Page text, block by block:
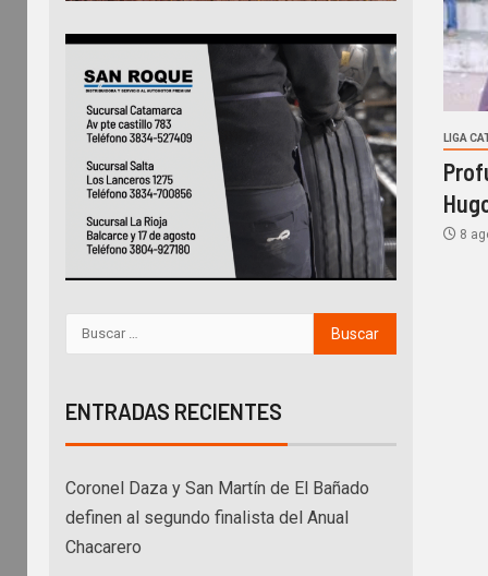
LIGA
8
ENTRADAS RECIENTES
Coronel Daza y San Martín de El Bañado
definen al segundo finalista del Anual
Chacarero